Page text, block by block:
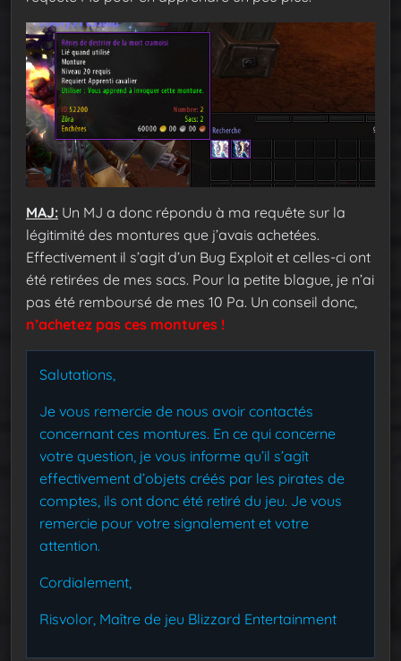
MAJ: Un MJ a donc répondu à ma requête sur la
légitimité des montures que j’avais achetées.
Effectivement il s’agit d’un Bug Exploit et celles-ci ont
été retirées de mes sacs. Pour la petite blague, je n’ai
pas été remboursé de mes 10 Pa. Un conseil donc,
n’achetez pas ces montures !
Salutations,
Je vous remercie de nous avoir contactés
concernant ces montures. En ce qui concerne
votre question, je vous informe qu’il s’agît
effectivement d’objets créés par les pirates de
comptes, ils ont donc été retiré du jeu. Je vous
remercie pour votre signalement et votre
attention.
Cordialement,
Risvolor, Maître de jeu Blizzard Entertainment